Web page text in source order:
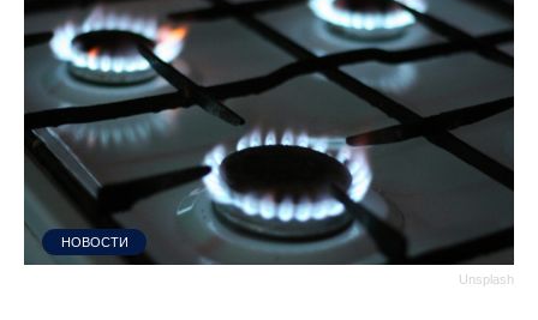
Unsplash
НОВОСТИ